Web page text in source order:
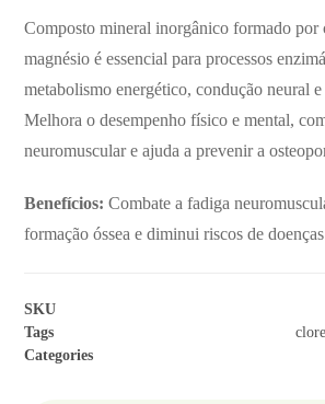
Composto mineral inorgânico formado por
magnésio é essencial para processos
metabolismo energético, condução neural
Melhora o desempenho físico e mental,
neuromuscular e ajuda a prevenir a
Benefícios: Combate a fadiga
formação óssea e diminui riscos de
SKU
Tags
Categories